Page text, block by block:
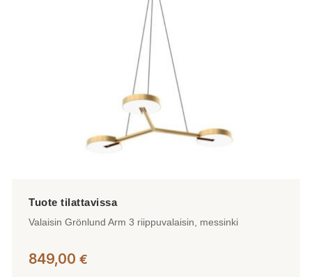
Valaisin Grönlund Arm 3 riippuvalaisin, messinki
849,00 €